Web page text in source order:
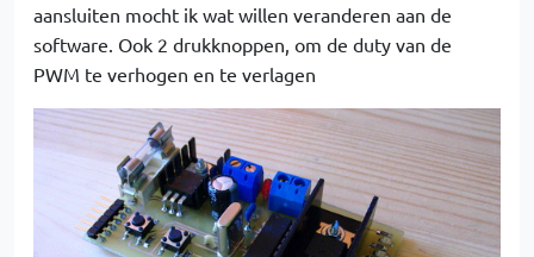
aansluiten mocht ik wat willen veranderen aan de
software. Ook 2 drukknoppen, om de duty van de
PWM te verhogen en te verlagen